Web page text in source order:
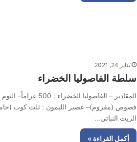
يناير 24, 2021
سلطة الفاصوليا الخضراء
فصوص (مفروم)– عصير الليمون : ثلث كوب
الزيت النباتي…
أكمل القراءة »